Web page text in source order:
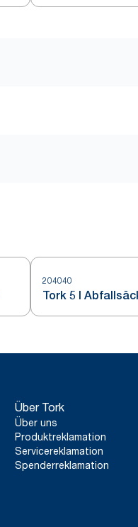
204040
Tork 5 l
Über Tork
Über uns
Produktreklamation
Servicereklamation
Spenderreklamation